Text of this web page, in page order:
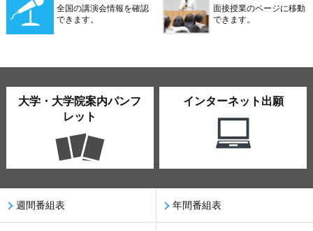
全国の講演会情報を確認
できます。
面接授業のページに移動
できます。
大学・大学院案内パンフ
レット
インターネット出願
週間番組表 年間番組表